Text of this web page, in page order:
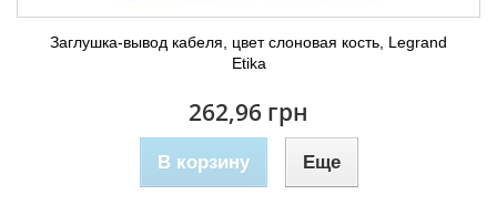
Заглушка-вывод кабеля, цвет слоновая кость, Legrand
Etika
262,96 грн
В корзину Еще